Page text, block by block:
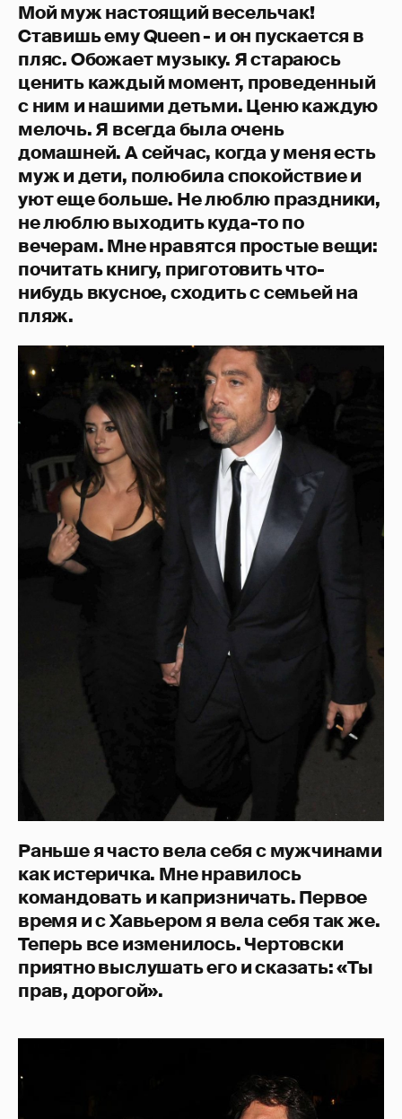
Мой муж настоящий весельчак!
Ставишь ему Queen - и он пускается в
пляс. Обожает музыку. Я стараюсь
ценить каждый момент, проведенный
с ним и нашими детьми. Ценю каждую
мелочь. Я всегда была очень
домашней. А сейчас, когда у меня есть
муж и дети, полюбила спокойствие и
уют еще больше. Не люблю праздники,
не люблю выходить куда-то по
вечерам. Мне нравятся простые вещи:
почитать книгу, приготовить что-
нибудь вкусное, сходить с семьей на
пляж.
Раньше я часто вела себя с мужчинами
как истеричка. Мне нравилось
командовать и капризничать. Первое
время и с Хавьером я вела себя так же.
Теперь все изменилось. Чертовски
приятно выслушать его и сказать: «Ты
прав, дорогой».